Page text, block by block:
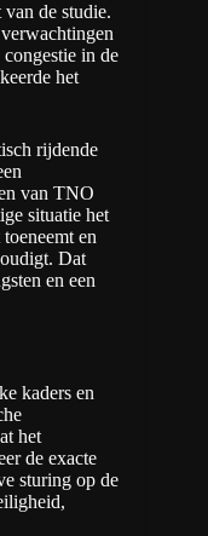
de studie.
in de
het
rijdende
van TNO
situatie het
en
Dat
en een
kaders en
het
de exacte
sturing op de